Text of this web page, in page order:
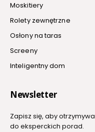
Moskitiery
Rolety zewnętrzne
Osłony na taras
Screeny
Inteligentny dom
Newsletter
Zapisz się, aby
do eksperckich porad.